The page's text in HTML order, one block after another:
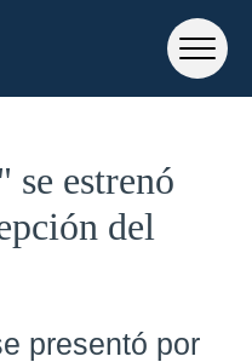
estrenó
del
presentó por